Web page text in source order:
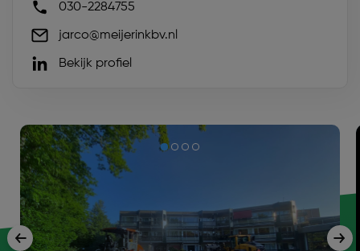
030-2284755
jarco@meijerinkbv.nl
Bekijk profiel